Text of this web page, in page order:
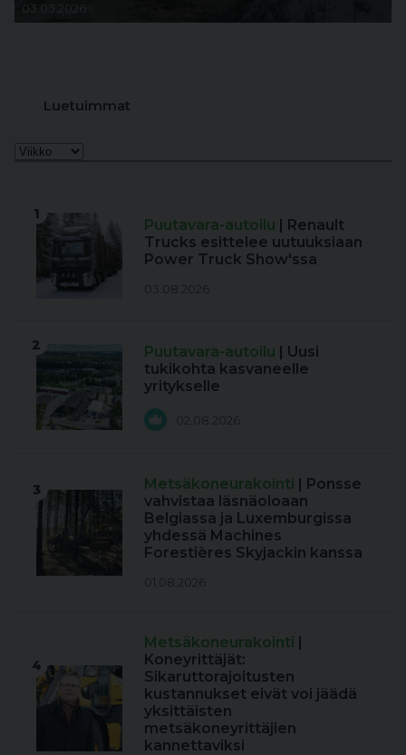
03.03.2026
Luetuimmat
1
Puutavara-autoilu | Renault
Trucks esittelee uutuuksiaan
Power Truck Show'ssa
03.08.2026
2 Puutavara-autoilu | Uusi
tukikohta kasvaneelle
yritykselle
02.08.2026
3 Metsäkoneurakointi | Ponsse
vahvistaa läsnäoloaan
Belgiassa ja Luxemburgissa
yhdessä Machines
Forestières Skyjackin kanssa
01.08.2026
4
Metsäkoneurakointi |
Koneyrittäjät:
Sikaruttorajoitusten
kustannukset eivät voi jäädä
yksittäisten
metsäkoneyrittäjien
kannettaviksi